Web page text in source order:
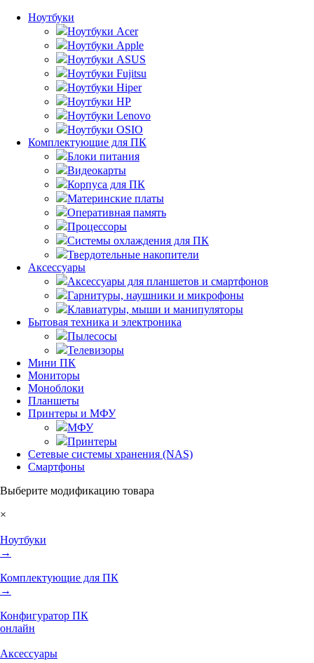
Ноутбуки
Ноутбуки Acer
Ноутбуки Apple
Ноутбуки ASUS
Ноутбуки Fujitsu
Ноутбуки Hiper
Ноутбуки HP
Ноутбуки Lenovo
Ноутбуки OSIO
Комплектующие для ПК
Блоки питания
Видеокарты
Корпуса для ПК
Материнские платы
Оперативная память
Процессоры
Системы охлаждения для ПК
Твердотельные накопители
Аксессуары
Аксессуары для планшетов и смартфонов
Гарнитуры, наушники и микрофоны
Клавиатуры, мыши и манипуляторы
Бытовая техника и электроника
Пылесосы
Телевизоры
Мини ПК
Мониторы
Моноблоки
Планшеты
Принтеры и МФУ
МФУ
Принтеры
Сетевые системы хранения (NAS)
Смартфоны
Выберите модификацию товара
×
Ноутбуки
→
Комплектующие для ПК
→
Конфигуратор ПК
онлайн
Аксессуары